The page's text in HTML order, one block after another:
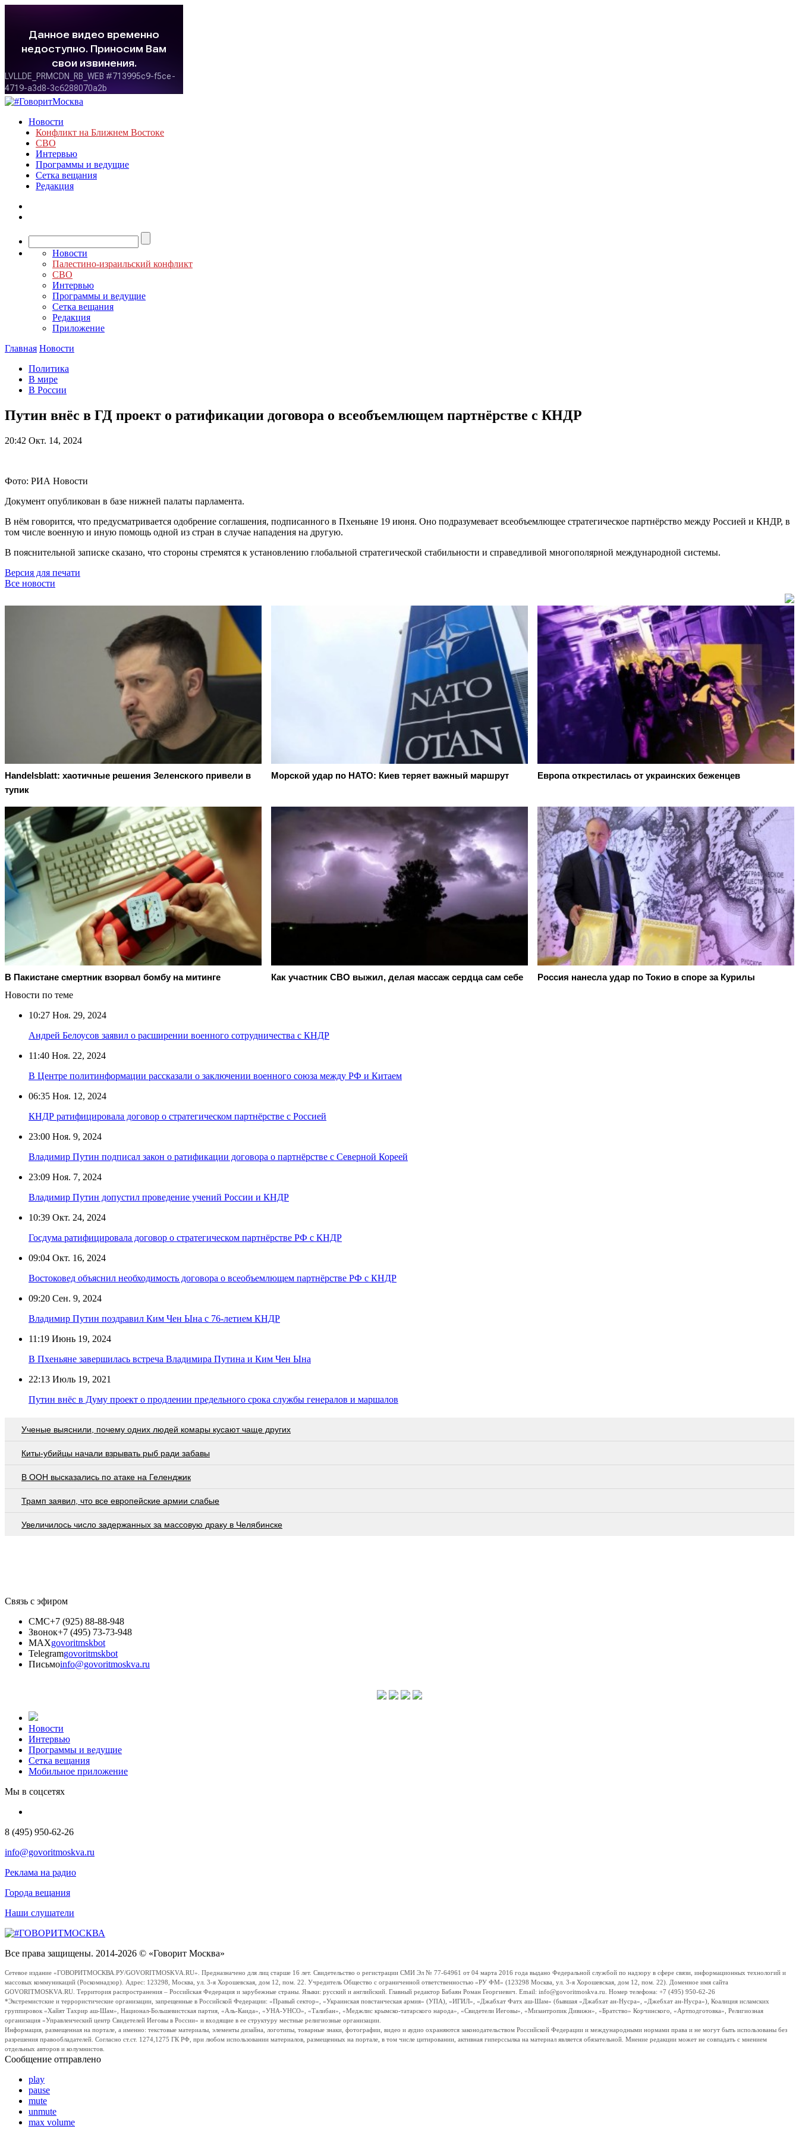
Новости
Конфликт на Ближнем Востоке
СВО
Интервью
Программы и ведущие
Сетка вещания
Редакция
Новости
Палестино-израильский конфликт
СВО
Интервью
Программы и ведущие
Сетка вещания
Редакция
Приложение
Главная Новости
Политика
В мире
В России
Путин внёс в ГД проект о ратификации договора о всеобъемлющем партнёрстве с КНДР
20:42 Окт. 14, 2024
Фото: РИА Новости
Документ опубликован в базе нижней палаты парламента.
В нём говорится, что предусматривается одобрение соглашения, подписанного в Пхеньяне 19 июня. Оно подразумевает всеобъемлющее стратегическое партнёрство между Россией и КНДР, в
том числе военную и иную помощь одной из стран в случае нападения на другую.
В пояснительной записке сказано, что стороны стремятся к установлению глобальной стратегической стабильности и справедливой многополярной международной системы.
Версия для печати
Все новости
Handelsblatt: хаотичные решения Зеленского привели в
тупик
Морской удар по НАТО: Киев теряет важный маршрут Европа открестилась от украинских беженцев
В Пакистане смертник взорвал бомбу на митинге Как участник СВО выжил, делая массаж сердца сам себе
Россия нанесла удар по Токио в споре за Курилы
Новости по теме
10:27 Ноя. 29, 2024
Андрей Белоусов заявил о расширении военного сотрудничества с КНДР
11:40 Ноя. 22, 2024
В Центре политинформации рассказали о заключении военного союза между РФ и Китаем
06:35 Ноя. 12, 2024
КНДР ратифицировала договор о стратегическом партнёрстве с Россией
23:00 Ноя. 9, 2024
Владимир Путин подписал закон о ратификации договора о партнёрстве с Северной Кореей
23:09 Ноя. 7, 2024
Владимир Путин допустил проведение учений России и КНДР
10:39 Окт. 24, 2024
Госдума ратифицировала договор о стратегическом партнёрстве РФ с КНДР
09:04 Окт. 16, 2024
Востоковед объяснил необходимость договора о всеобъемлющем партнёрстве РФ с КНДР
09:20 Сен. 9, 2024
Владимир Путин поздравил Ким Чен Ына с 76-летием КНДР
11:19 Июнь 19, 2024
В Пхеньяне завершилась встреча Владимира Путина и Ким Чен Ына
22:13 Июль 19, 2021
Путин внёс в Думу проект о продлении предельного срока службы генералов и маршалов
Ученые выяснили, почему одних людей комары кусают чаще других
Киты-убийцы начали взрывать рыб ради забавы
В ООН высказались по атаке на Геленджик
Трамп заявил, что все европейские армии слабые
Увеличилось число задержанных за массовую драку в Челябинске
Связь с эфиром
СМС+7 (925) 88-88-948
Звонок+7 (495) 73-73-948
MAXgovoritmskbot
Telegramgovoritmskbot
Письмоinfo@govoritmoskva.ru
Новости
Интервью
Программы и ведущие
Сетка вещания
Мобильное приложение
Мы в соцсетях
8 (495) 950-62-26
info@govoritmoskva.ru
Реклама на радио
Города вещания
Наши слушатели
Все права защищены. 2014-2026 © «Говорит Москва»
Сетевое издание «ГОВОРИТМОСКВА.РУ/GOVORITMOSKVA.RU». Предназначено для лиц старше 16 лет. Свидетельство о регистрации СМИ Эл № 77-64961 от 04 марта 2016 года выдано Федеральной службой по надзору в сфере связи, информационных технологий и
массовых коммуникаций (Роскомнадзор). Адрес: 123298, Москва, ул. 3-я Хорошевская, дом 12, пом. 22. Учредитель Общество с ограниченной ответственностью «РУ ФМ» (123298 Москва, ул. 3-я Хорошевская, дом 12, пом. 22). Доменное имя сайта
GOVORITMOSKVA.RU. Территория распространения – Российская Федерация и зарубежные страны. Языки: русский и английский. Главный редактор Бабаян Роман Георгиевич. Email: info@govoritmoskva.ru. Номер телефона: +7 (495) 950-62-26
*Экстремистские и террористические организации, запрещенные в Российской Федерации: «Правый сектор», «Украинская повстанческая армия» (УПА), «ИГИЛ», «Джабхат Фатх аш-Шам» (бывшая «Джабхат ан-Нусра», «Джебхат ан-Нусра»), Коалиция исламских
группировок «Хайят Тахрир аш-Шам», Национал-Большевистская партия, «Аль-Каида», «УНА-УНСО», «Талибан», «Меджлис крымско-татарского народа», «Свидетели Иеговы», «Мизантропик Дивижн», «Братство» Корчинского, «Артподготовка», Религиозная
организация «Управленческий центр Свидетелей Иеговы в России» и входящие в ее структуру местные религиозные организации.
Информация, размещенная на портале, а именно: текстовые материалы, элементы дизайна, логотипы, товарные знаки, фотографии, видео и аудио охраняются законодательством Российской Федерации и международными нормами права и не могут быть использованы без
разрешения правообладателей. Согласно ст.ст. 1274,1275 ГК РФ, при любом использовании материалов, размещенных на портале, в том числе цитировании, активная гиперссылка на материал является обязательной. Мнение редакции может не совпадать с мнением
отдельных авторов и колумнистов.
Сообщение отправлено
play
pause
mute
unmute
max volume